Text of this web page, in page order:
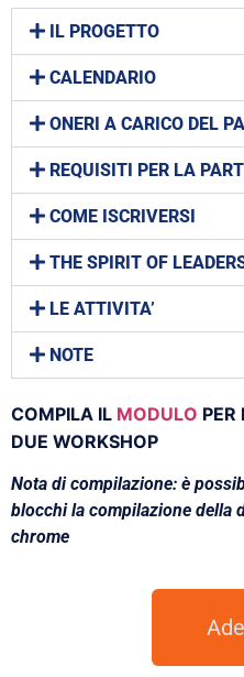
IL PROGETTO
CALENDARIO
ONERI A CARICO DEL
REQUISITI PER LA
COME ISCRIVERSI
THE SPIRIT OF
LE ATTIVITA’
NOTE
COMPILA IL MODULO PER
DUE WORKSHOP
Nota di compilazione: è
blocchi la compilazione della
chrome